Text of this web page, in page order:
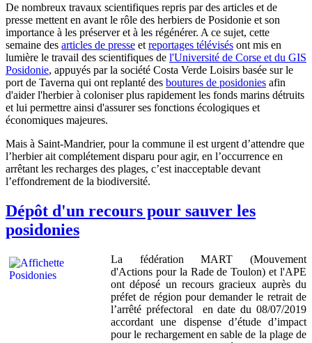
De nombreux travaux scientifiques repris par des articles et de
presse mettent en avant le rôle des herbiers de Posidonie et son
importance à les préserver et à les régénérer. A ce sujet, cette
semaine des articles de presse et reportages télévisés ont mis en
lumière le travail des scientifiques de l'Université de Corse et du GIS
Posidonie, appuyés par la société Costa Verde Loisirs basée sur le
port de Taverna qui ont replanté des boutures de posidonies afin
d'aider l'herbier à coloniser plus rapidement les fonds marins détruits
et lui permettre ainsi d'assurer ses fonctions écologiques et
économiques majeures.
Mais à Saint-Mandrier, pour la commune il est urgent d’attendre que
l’herbier ait complétement disparu pour agir, en l’occurrence en
arrêtant les recharges des plages, c’est inacceptable devant
l’effondrement de la biodiversité.
Dépôt d'un recours pour sauver les
posidonies
La fédération MART (Mouvement
d'Actions pour la Rade de Toulon) et l'APE
ont déposé un recours gracieux auprès du
préfet de région pour demander le retrait de
l’arrêté préfectoral en date du 08/07/2019
accordant une dispense d’étude d’impact
pour le rechargement en sable de la plage de